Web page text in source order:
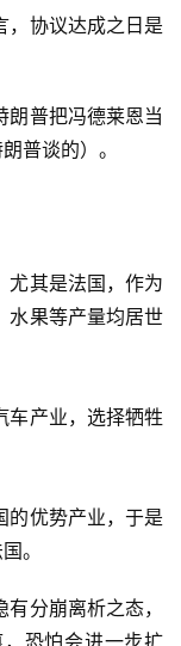
，协议达成之日是
朗普把冯德莱恩当
普谈的）。
尤其是法国，作为
水果等产量均居世
车产业，选择牺牲
的优势产业，于是
。
分崩离析之态，